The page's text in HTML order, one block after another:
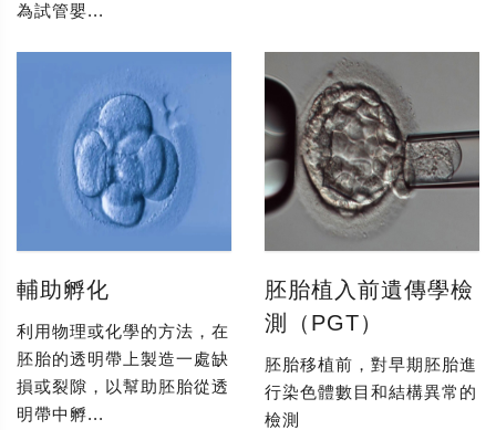
為試管嬰...
輔助孵化
利用物理或化學的方法，在
胚胎的透明帶上製造一處缺
損或裂隙，以幫助胚胎從透
明帶中孵...
胚胎植入前遺傳學檢
測（PGT）
胚胎移植前，對早期胚胎進
行染色體數目和結構異常的
檢測